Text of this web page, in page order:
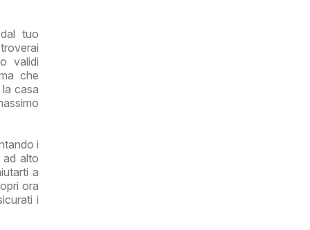
tuo
validi
che
casa
i
alto
a
ora
i